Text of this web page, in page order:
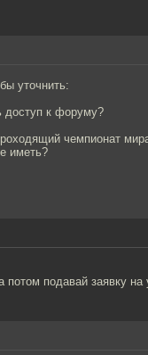
уточнить:
доступ к форуму?
чемпионат
иметь?
подавай заявку на